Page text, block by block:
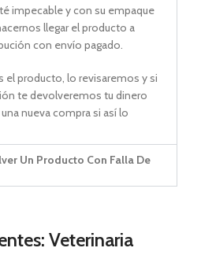
impecable y con su empaque
llegar el producto a
con envío pagado.
el producto, lo revisaremos y si
te devolveremos tu dinero
nueva compra si así lo
Un Producto Con Falla De
Veterinaria